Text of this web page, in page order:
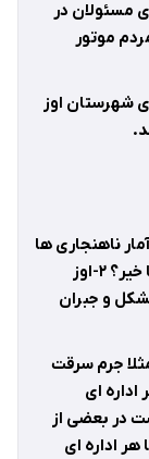
مسئولان در
موتور
شهرستان اوز
خضری مدیرمسئول پیام دانش: ۱-آمار ناهنجاری ها
و جرائم واقعه در اوز با کشور هماهنگ است یا خیر؟ ۲-اوز
و جبران
مثلا جرم سرقت
اوز هم رتبه اول را دارد. ۲-هر اداره ای
در بعضی از
اداره ای